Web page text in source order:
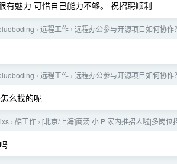
有魅力 可惜自己能力不够。 祝招聘顺利
› 远程工作 › 远程办公参与开源项目如何协作？
› 远程工作 › 远程办公参与开源项目如何协作？
么找的呢
› 酷工作 › [北京/上海]商汤|小 P 家内推招人啦|多岗位